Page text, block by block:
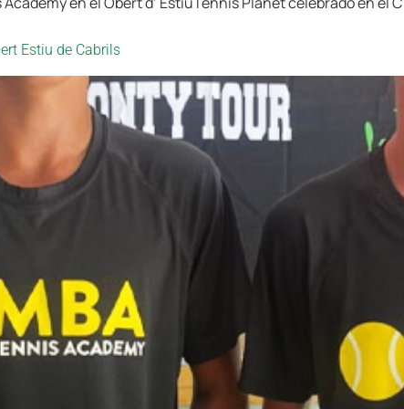
Estiu de Cabrils